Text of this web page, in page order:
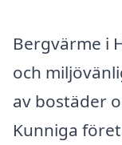
Bergvärme i
och
av bostäder
Kunniga